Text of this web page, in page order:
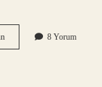
Çıkartma
Nasıl
8 Yorum